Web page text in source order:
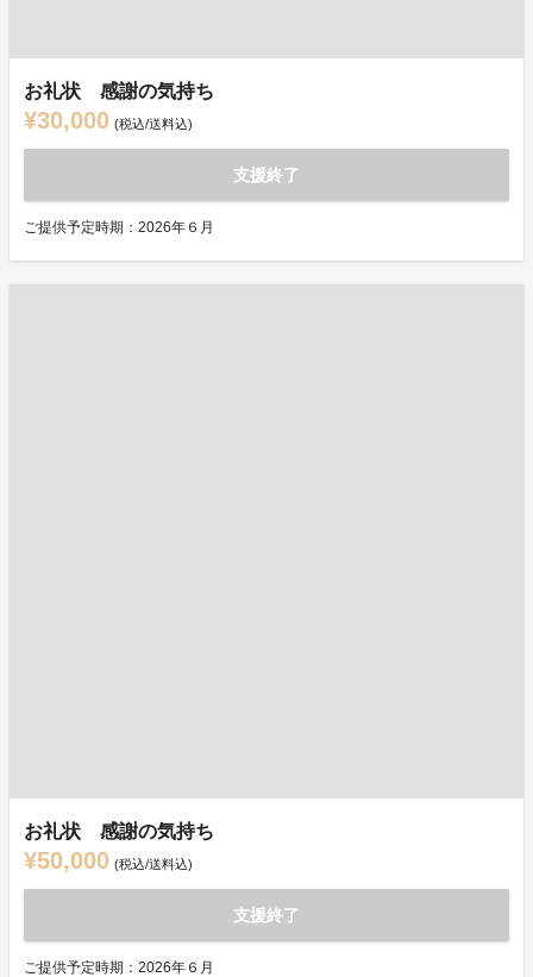
お礼状 感謝の気持ち
¥30,000 (税込/送料込)
支援終了
ご提供予定時期：2026年６月
お礼状 感謝の気持ち
¥50,000 (税込/送料込)
支援終了
ご提供予定時期：2026年６月